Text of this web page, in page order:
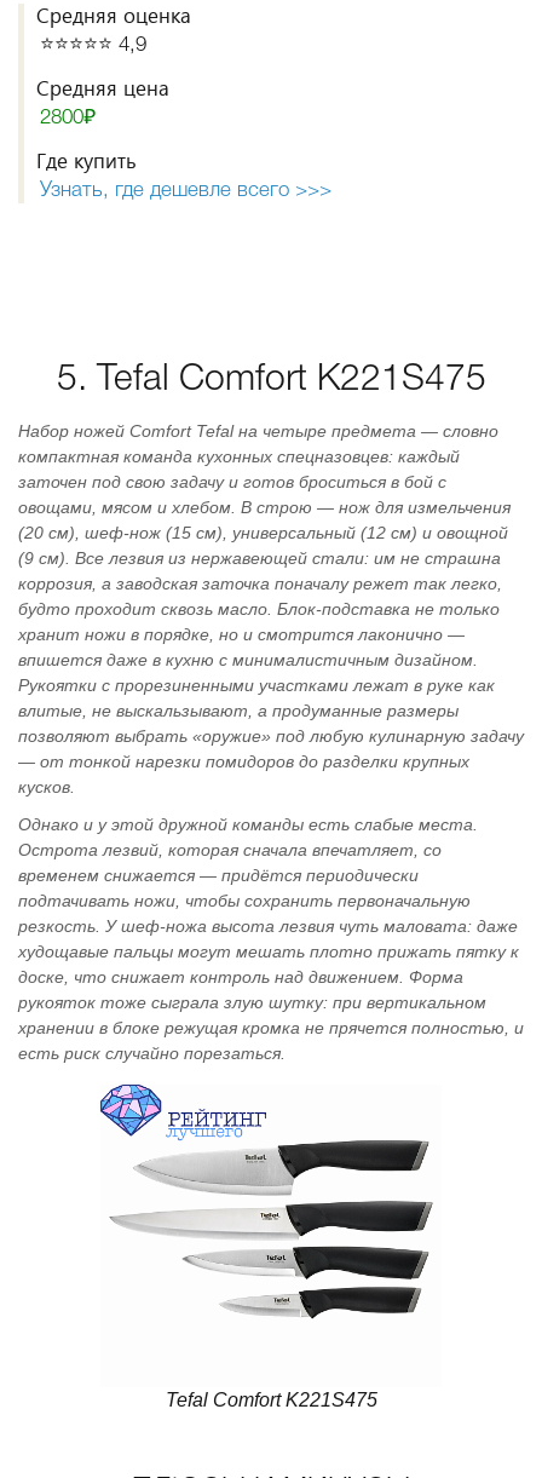
Средняя оценка
⭐️⭐️⭐️⭐️⭐️ 4,9
Средняя цена
2800₽
Где купить
Узнать, где дешевле всего >>>
5. Tefal Comfort K221S475
Набор ножей Comfort Tefal на четыре предмета — словно
компактная команда кухонных спецназовцев: каждый
заточен под свою задачу и готов броситься в бой с
овощами, мясом и хлебом. В строю — нож для измельчения
(20 см), шеф‑нож (15 см), универсальный (12 см) и овощной
(9 см). Все лезвия из нержавеющей стали: им не страшна
коррозия, а заводская заточка поначалу режет так легко,
будто проходит сквозь масло. Блок‑подставка не только
хранит ножи в порядке, но и смотрится лаконично —
впишется даже в кухню с минималистичным дизайном.
Рукоятки с прорезиненными участками лежат в руке как
влитые, не выскальзывают, а продуманные размеры
позволяют выбрать «оружие» под любую кулинарную задачу
— от тонкой нарезки помидоров до разделки крупных
кусков.
Однако и у этой дружной команды есть слабые места.
Острота лезвий, которая сначала впечатляет, со
временем снижается — придётся периодически
подтачивать ножи, чтобы сохранить первоначальную
резкость. У шеф‑ножа высота лезвия чуть маловата: даже
худощавые пальцы могут мешать плотно прижать пятку к
доске, что снижает контроль над движением. Форма
рукояток тоже сыграла злую шутку: при вертикальном
хранении в блоке режущая кромка не прячется полностью, и
есть риск случайно порезаться.
Tefal Comfort K221S475